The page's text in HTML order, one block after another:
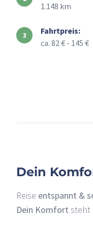
1.148 km
Fahrtpreis:
ca. 82 € - 145 €
Dein
Reise entspannt &
Dein Komfort steht